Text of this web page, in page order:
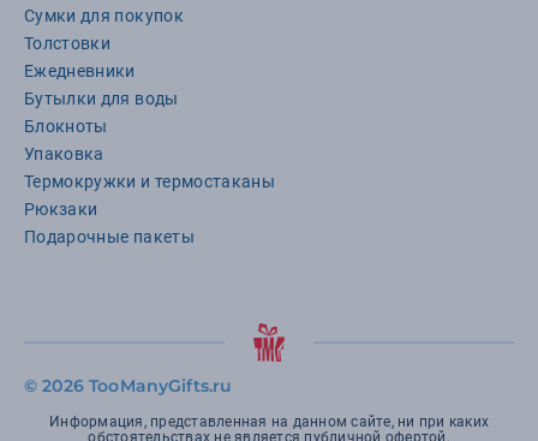
Сумки для покупок
Толстовки
Ежедневники
Бутылки для воды
Блокноты
Упаковка
Термокружки и термостаканы
Рюкзаки
Подарочные пакеты
© 2026 TooManyGifts.ru
Информация, представленная на данном сайте, ни при каких
обстоятельствах не является публичной офертой.